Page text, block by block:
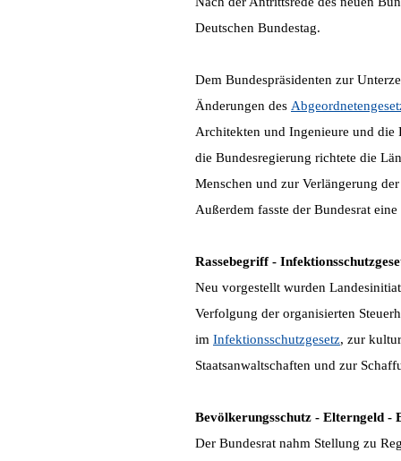
Deutschen Bundestag.
Dem Bundespräsidenten zur
Änderungen des
Architekten und Ingenieure und die
die Bundesregierung richtete die
Menschen und zur Verlängerung
Außerdem fasste der Bundesrat
Rassebegriff -
Neu vorgestellt wurden
Verfolgung der organisierten
im Infektionsschutzgesetz, zur
Staatsanwaltschaften und zur
Bevölkerungsschutz - Elterngeld -
Der Bundesrat nahm Stellung zu